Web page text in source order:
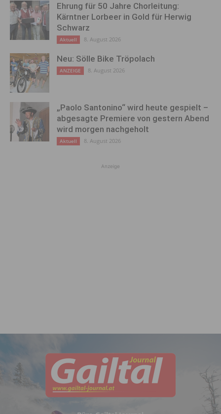
Ehrung für 50 Jahre Chorleitung:
Kärntner Lorbeer in Gold für Herwig
Schwarz
Aktuell 8. August 2026
Neu: Sölle Bike Tröpolach
ANZEIGE 8. August 2026
„Paolo Santonino“ wird heute gespielt –
abgesagte Premiere von gestern Abend
wird morgen nachgeholt
Aktuell 8. August 2026
Anzeige